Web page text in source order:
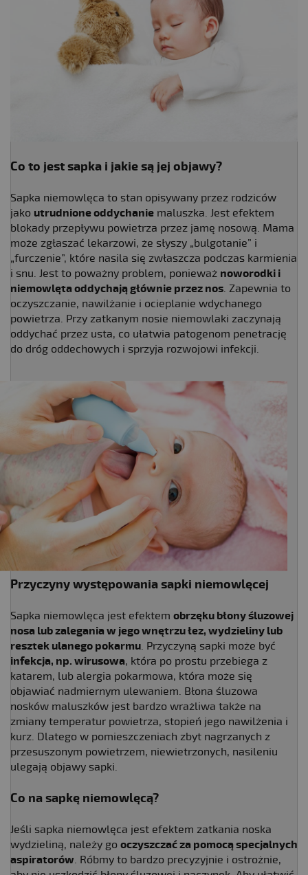
Co to jest sapka i jakie są jej objawy?
Sapka niemowlęca to stan opisywany przez rodziców
jako utrudnione oddychanie maluszka. Jest efektem
blokady przepływu powietrza przez jamę nosową. Mama
może zgłaszać lekarzowi, że słyszy „bulgotanie” i
„furczenie”, które nasila się zwłaszcza podczas karmienia
i snu. Jest to poważny problem, ponieważ noworodki i
niemowlęta oddychają głównie przez nos. Zapewnia to
oczyszczanie, nawilżanie i ocieplanie wdychanego
powietrza. Przy zatkanym nosie niemowlaki zaczynają
oddychać przez usta, co ułatwia patogenom penetrację
do dróg oddechowych i sprzyja rozwojowi infekcji.
Przyczyny występowania sapki niemowlęcej
Sapka niemowlęca jest efektem obrzęku błony śluzowej
nosa lub zalegania w jego wnętrzu łez, wydzieliny lub
resztek ulanego pokarmu. Przyczyną sapki może być
infekcja, np. wirusowa, która po prostu przebiega z
katarem, lub alergia pokarmowa, która może się
objawiać nadmiernym ulewaniem. Błona śluzowa
nosków maluszków jest bardzo wrażliwa także na
zmiany temperatur powietrza, stopień jego nawilżenia i
kurz. Dlatego w pomieszczeniach zbyt nagrzanych z
przesuszonym powietrzem, niewietrzonych, nasileniu
ulegają objawy sapki.
Co na sapkę niemowlęcą?
Jeśli sapka niemowlęca jest efektem zatkania noska
wydzieliną, należy go oczyszczać za pomocą specjalnych
aspiratorów. Róbmy to bardzo precyzyjnie i ostrożnie,